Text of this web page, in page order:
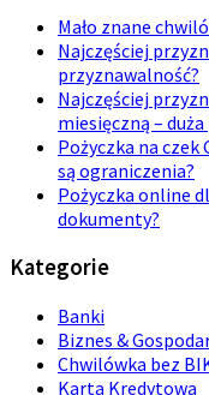
Mało znane
Najczęściej
przyznawalność?
Najczęściej
miesięczną –
Pożyczka na czek
są ograniczenia?
Pożyczka online
dokumenty?
Kategorie
Banki
Biznes &
Chwilówka bez
Karta Kredytowa